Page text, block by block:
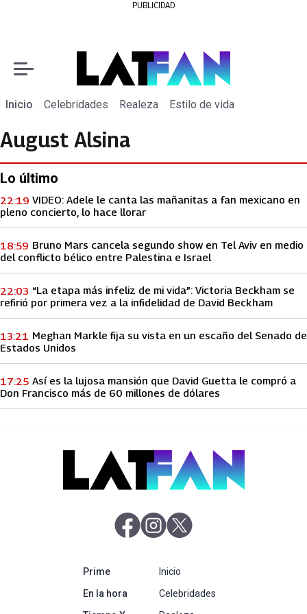
PUBLICIDAD
Inicio Celebridades Realeza Estilo de vida
August Alsina
Lo último
VIDEO: Adele le canta las mañanitas a fan mexicano en
pleno concierto, lo hace llorar
22:19
Bruno Mars cancela segundo show en Tel Aviv en medio
del conflicto bélico entre Palestina e Israel
18:59
“La etapa más infeliz de mi vida”: Victoria Beckham se
refirió por primera vez a la infidelidad de David Beckham
22:03
Meghan Markle fija su vista en un escaño del Senado de
Estados Unidos
13:21
Así es la lujosa mansión que David Guetta le compró a
Don Francisco más de 60 millones de dólares
17:25
abre en nueva pestaña
abre en nueva pestaña
Primeabre en nueva pestaña
En la hora abre en nueva pestaña
Inicio
Celebridades